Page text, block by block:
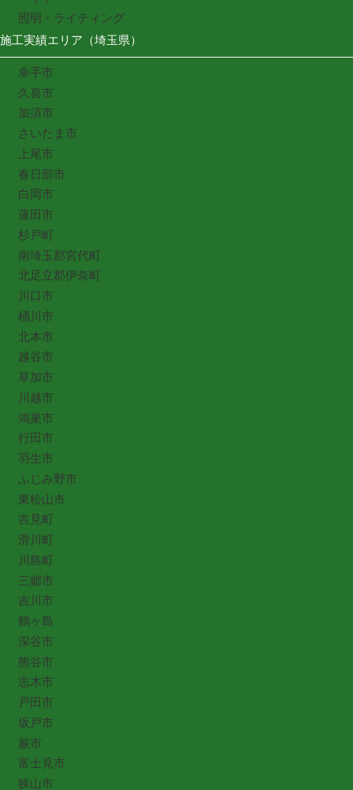
照明・ライティング
施工実績エリア（埼玉県）
幸手市
久喜市
加須市
さいたま市
上尾市
春日部市
白岡市
蓮田市
杉戸町
南埼玉郡宮代町
北足立郡伊奈町
川口市
桶川市
北本市
越谷市
草加市
川越市
鴻巣市
行田市
羽生市
ふじみ野市
東松山市
吉見町
滑川町
川島町
三郷市
吉川市
鶴ヶ島
深谷市
熊谷市
志木市
戸田市
坂戸市
蕨市
富士見市
狭山市